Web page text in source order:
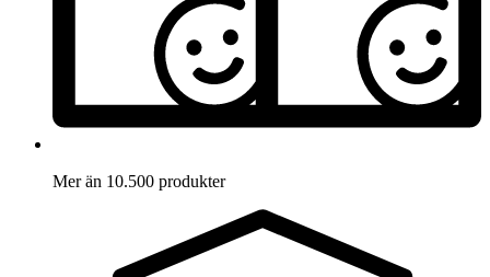
Mer än 10.500 produkter